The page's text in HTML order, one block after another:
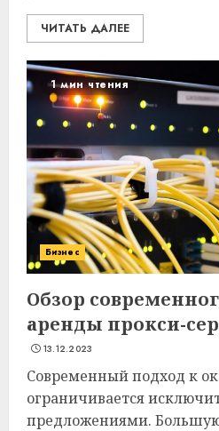
ЧИТАТЬ ДАЛЕЕ
1 мин чтения
Бизнес
Обзор
аренды прокси-
13.12.2023
Современный подход к
ограничивается
предложениями.